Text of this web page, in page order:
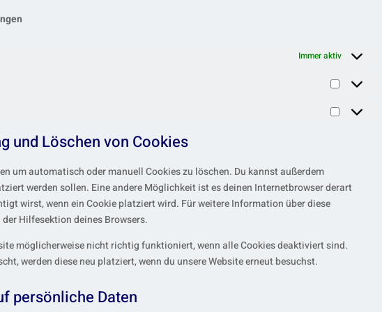
Immer aktiv
Statistiken
Marketing
und Löschen von Cookies
um automatisch oder manuell Cookies zu löschen. Du kannst außerdem
werden sollen. Eine andere Möglichkeit ist es deinen Internetbrowser derart
wirst, wenn ein Cookie platziert wird. Für weitere Information über diese
Hilfesektion deines Browsers.
möglicherweise nicht richtig funktioniert, wenn alle Cookies deaktiviert sind.
werden diese neu platziert, wenn du unsere Website erneut besuchst.
persönliche Daten